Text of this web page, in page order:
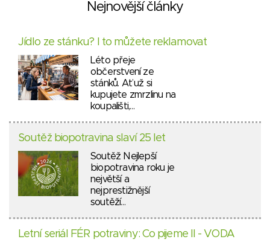
Nejnovější články
Jídlo ze stánku? I to můžete reklamovat
Léto přeje
občerstvení ze
stánků. Ať už si
kupujete zmrzlinu na
koupališti,…
Soutěž biopotravina slaví 25 let
Soutěž Nejlepší
biopotravina roku je
největší a
nejprestižnější
soutěží…
Letní seriál FÉR potraviny: Co pijeme II - VODA